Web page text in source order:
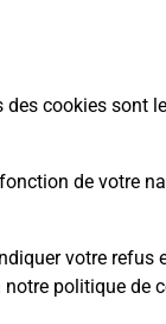
cookies sont
de votre
votre refus
notre politique de